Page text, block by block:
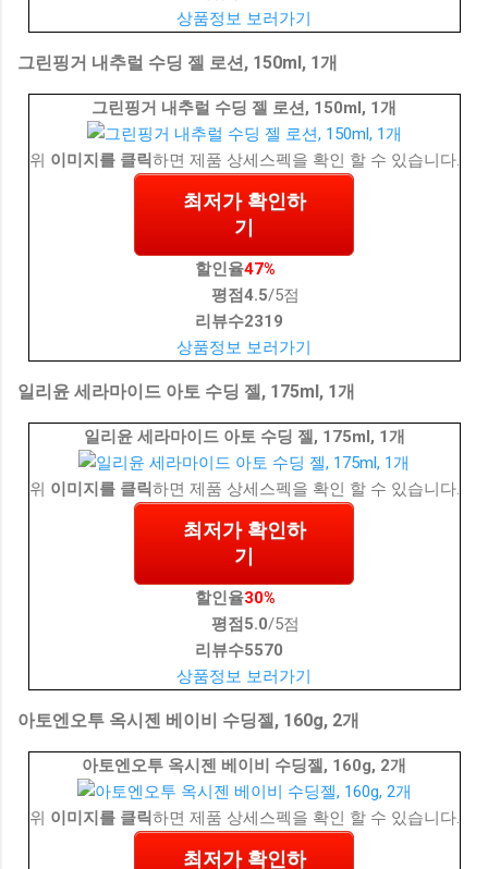
상품정보 보러가기
그린핑거 내추럴 수딩 젤 로션, 150ml, 1개
그린핑거 내추럴 수딩 젤 로션, 150ml, 1개
위 이미지를 클릭하면 제품 상세스펙을 확인 할 수 있습니다.
최저가 확인하
기
할인율47%
평점4.5/5점
리뷰수2319
상품정보 보러가기
일리윤 세라마이드 아토 수딩 젤, 175ml, 1개
일리윤 세라마이드 아토 수딩 젤, 175ml, 1개
위 이미지를 클릭하면 제품 상세스펙을 확인 할 수 있습니다.
최저가 확인하
기
할인율30%
평점 5.0/5점
리뷰수5570
상품정보 보러가기
아토엔오투 옥시젠 베이비 수딩젤, 160g, 2개
아토엔오투 옥시젠 베이비 수딩젤, 160g, 2개
위 이미지를 클릭하면 제품 상세스펙을 확인 할 수 있습니다.
최저가 확인하